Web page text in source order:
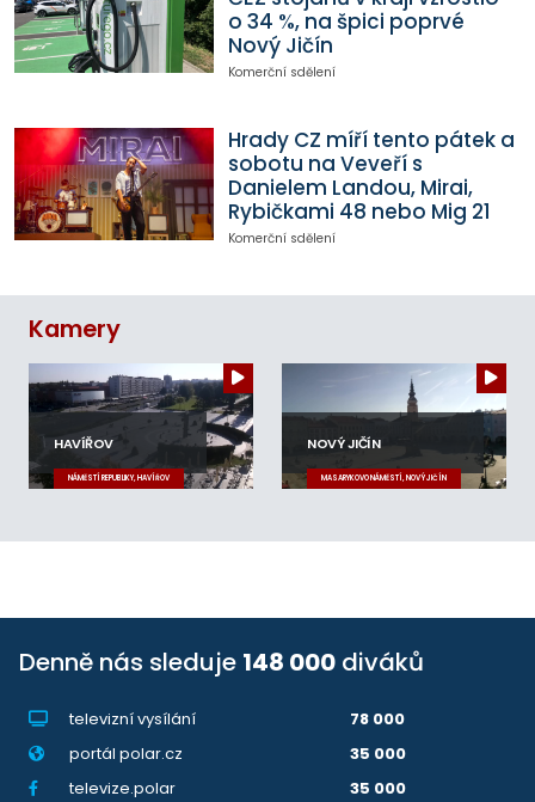
o 34 %, na špici poprvé
Nový Jičín
Komerční sdělení
Hrady CZ míří tento pátek a
sobotu na Veveří s
Danielem Landou, Mirai,
Rybičkami 48 nebo Mig 21
Komerční sdělení
Kamery
HAVÍŘOV
NÁMĚSTÍ REPUBLIKY, HAVÍŘOV
NOVÝ JIČÍN
MASARYKOVO NÁMĚSTÍ, NOVÝ JIČÍN
Denně nás sleduje 148 000 diváků
televizní vysílání
78 000
portál polar.cz
35 000
televize.polar
35 000